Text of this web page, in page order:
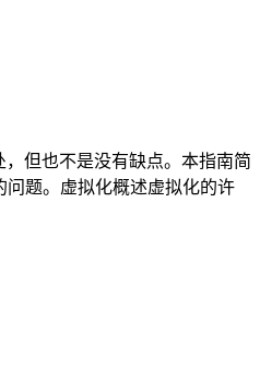
但也不是没有缺点。本指南简
题。虚拟化概述虚拟化的许